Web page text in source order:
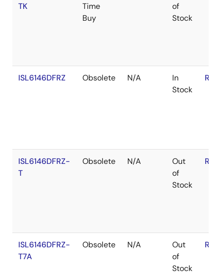
TK
Time
Buy
of
Stock
ISL6146DFRZ Obsolete N/A
In
Stock
ISL6146DFRZ-
T
Obsolete N/A
Out
of
Stock
ISL6146DFRZ-
T7A
Obsolete N/A
Out
of
Stock